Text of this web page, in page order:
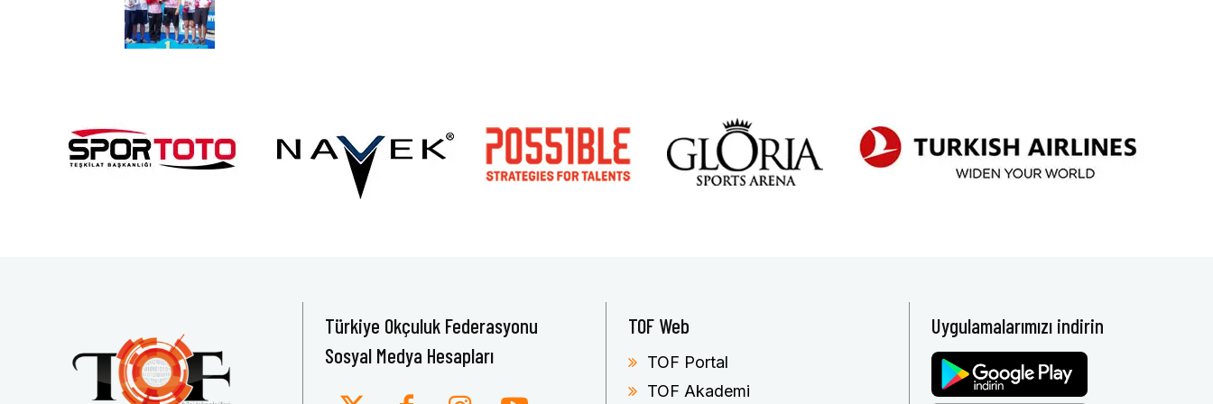
Türkiye Okçuluk Federasyonu
Sosyal Medya Hesapları
TOF Web
TOF Portal
TOF Akademi
Uygulamalarımızı indirin